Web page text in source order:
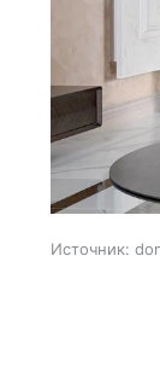
Источник: